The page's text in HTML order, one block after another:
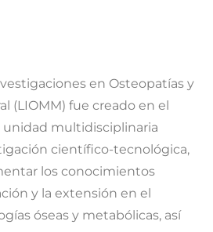
en Osteopatías y
(LIOMM) fue creado en el
unidad multidisciplinaria
científico-tecnológica,
los conocimientos
y la extensión en el
óseas y metabólicas, así